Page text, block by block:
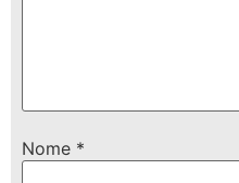
Nome *